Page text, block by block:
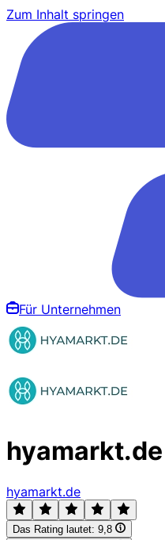
Zum Inhalt springen
Für Unternehmen
hyamarkt.de
hyamarkt.de
Das Rating lautet: 9,8